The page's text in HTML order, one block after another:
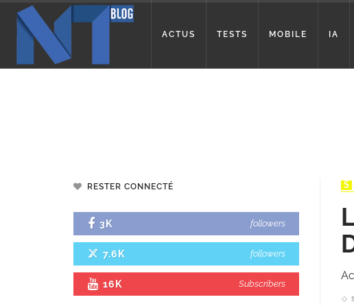
ACTUS TESTS MOBILE IA
RESTER CONNECTÉ
3K followers
7.6K followers
16K Subscribers